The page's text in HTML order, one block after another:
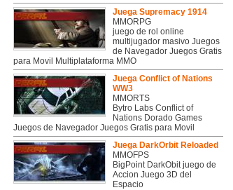
Juega Supremacy 1914
MMORPG
juego de rol online
multijugador masivo Juegos
de Navegador Juegos Gratis
para Movil Multiplataforma MMO
Juega Conflict of Nations
WW3
MMORTS
Bytro Labs Conflict of
Nations Dorado Games
Juegos de Navegador Juegos Gratis para Movil
Juega DarkOrbit Reloaded
MMOFPS
BigPoint DarkObit juego de
Accion Juego 3D del
Espacio